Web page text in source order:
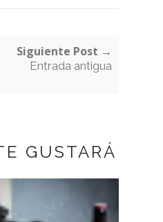
Siguiente Post →
Entrada antigua
GUSTARÁ